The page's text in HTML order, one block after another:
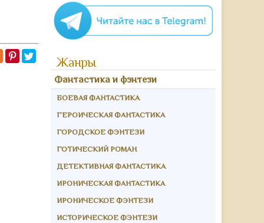
Жанры
Фантастика и фэнтези
БОЕВАЯ ФАНТАСТИКА
ГЕРОИЧЕСКАЯ ФАНТАСТИКА
ГОРОДСКОЕ ФЭНТЕЗИ
ГОТИЧЕСКИЙ РОМАН
ДЕТЕКТИВНАЯ ФАНТАСТИКА
ИРОНИЧЕСКАЯ ФАНТАСТИКА
ИРОНИЧЕСКОЕ ФЭНТЕЗИ
ИСТОРИЧЕСКОЕ ФЭНТЕЗИ